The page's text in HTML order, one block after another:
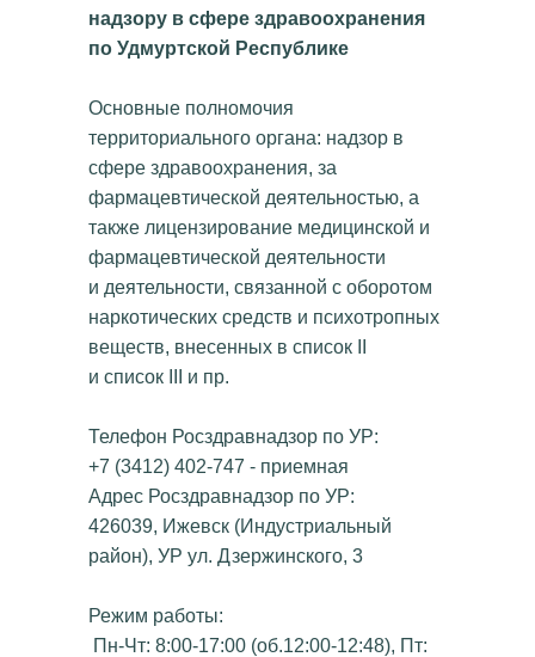
надзору в сфере здравоохранения
по Удмуртской Республике
Основные полномочия
территориального органа: надзор в
сфере здравоохранения, за
фармацевтической деятельностью, а
также лицензирование медицинской и
фармацевтической деятельности
и деятельности, связанной с оборотом
наркотических средств и психотропных
веществ, внесенных в список II
и список III и пр.
Телефон Росздравнадзор по УР:
+7 (3412) 402-747 - приемная
Адрес Росздравнадзор по УР:
426039, Ижевск (Индустриальный
район), УР ул. Дзержинского, 3
Режим работы:
Пн-Чт: 8:00-17:00 (об.12:00-12:48), Пт: